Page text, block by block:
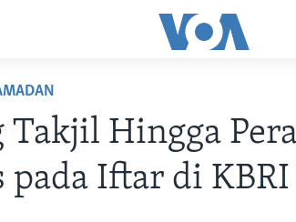
Takjil Hingga
pada Iftar di